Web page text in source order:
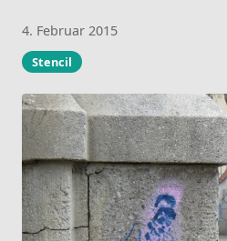
4. Februar 2015
Stencil